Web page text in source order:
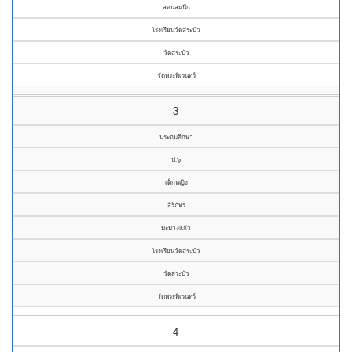
สอนสมนึก
โรงเรียนวัดสระบัว
วัดสระบัว
วัดพระพิเรนทร์
3
ประถมศึกษา
ป.๖
เด็กหญิง
สิริภัทร
มะม่วงแก้ว
โรงเรียนวัดสระบัว
วัดสระบัว
วัดพระพิเรนทร์
4